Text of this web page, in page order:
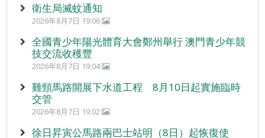
衛生局滅蚊通知
2026年8月7日 19:06
全國青少年陽光體育大會鄭州舉行 澳門青少年競
技交流收穫豐
2026年8月7日 19:04
雞頸馬路開展下水道工程 8月10日起實施臨時
交管
2026年8月7日 19:02
徐日昇寅公馬路兩巴士站明（8日）起恢復使